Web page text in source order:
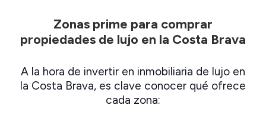
Zonas prime para comprar
propiedades de lujo en la Costa Brava
A la hora de invertir en inmobiliaria de lujo en
la Costa Brava, es clave conocer qué ofrece
cada zona: